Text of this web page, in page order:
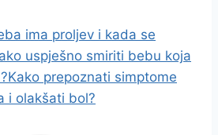
ima proljev i kada se
uspješno smiriti bebu koja
Kako prepoznati simptome
i olakšati bol?